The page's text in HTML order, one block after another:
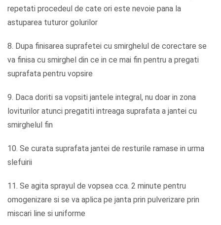
repetati procedeul de cate ori este nevoie pana la
astuparea tuturor golurilor
8. Dupa finisarea suprafetei cu smirghelul de corectare se
va finisa cu smirghel din ce in ce mai fin pentru a pregati
suprafata pentru vopsire
9. Daca doriti sa vopsiti jantele integral, nu doar in zona
loviturilor atunci pregatiti intreaga suprafata a jantei cu
smirghelul fin
10. Se curata suprafata jantei de resturile ramase in urma
slefuirii
11. Se agita sprayul de vopsea cca. 2 minute pentru
omogenizare si se va aplica pe janta prin pulverizare prin
miscari line si uniforme